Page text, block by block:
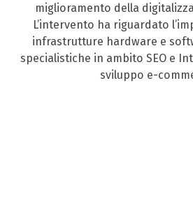
miglioramento della
L’intervento ha riguardato
infrastrutture hardware e
specialistiche in ambito SEO e
sviluppo e-